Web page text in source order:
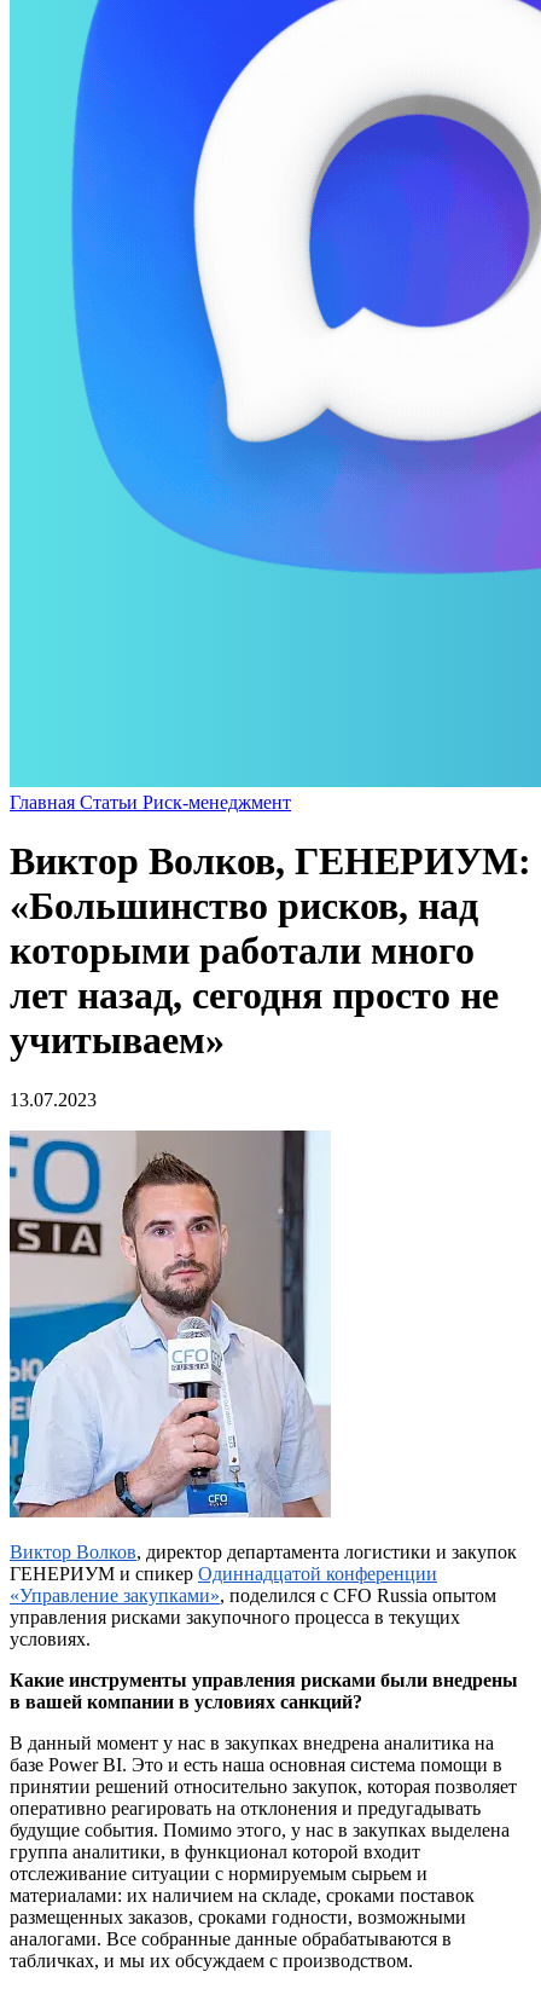
Главная Статьи Риск-менеджмент
Виктор Волков, ГЕНЕРИУМ:
«Большинство рисков, над
которыми работали много
лет назад, сегодня просто не
учитываем»
13.07.2023
Виктор Волков, директор департамента логистики и закупок
ГЕНЕРИУМ и спикер Одиннадцатой конференции
«Управление закупками», поделился с CFO Russia опытом
управления рисками закупочного процесса в текущих
условиях.
Какие инструменты управления рисками были внедрены
в вашей компании в условиях санкций?
В данный момент у нас в закупках внедрена аналитика на
базе Power BI. Это и есть наша основная система помощи в
принятии решений относительно закупок, которая позволяет
оперативно реагировать на отклонения и предугадывать
будущие события. Помимо этого, у нас в закупках выделена
группа аналитики, в функционал которой входит
отслеживание ситуации с нормируемым сырьем и
материалами: их наличием на складе, сроками поставок
размещенных заказов, сроками годности, возможными
аналогами. Все собранные данные обрабатываются в
табличках, и мы их обсуждаем с производством.